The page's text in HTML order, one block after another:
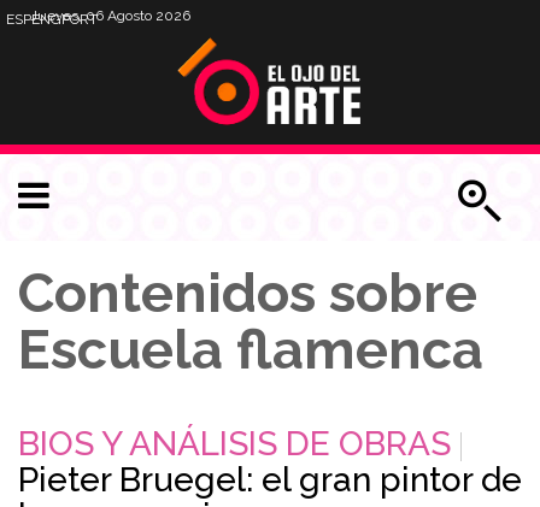
Jueves, 06 Agosto 2026
ESPENGPORT
Contenidos sobre
Escuela flamenca
BIOS Y ANÁLISIS DE OBRAS
Pieter Bruegel: el gran pintor de